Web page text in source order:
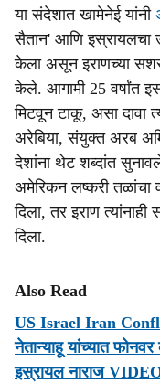
या संदेशात खामेनेई यांनी
सैतान' आणि इस्रायलचा
केला असून इराणच्या
केले. आगामी 25 वर्षांत
मिटवून टाकू, असा दावा
अरेबिया, संयुक्त अरब
देशांना थेट शब्दांत
अमेरिकन लष्करी तळांचा
दिला, तर इराण
दिला.
Also Read
US Israel Iran
नेतान्याहू यांच्यात
इस्रायल नाराज